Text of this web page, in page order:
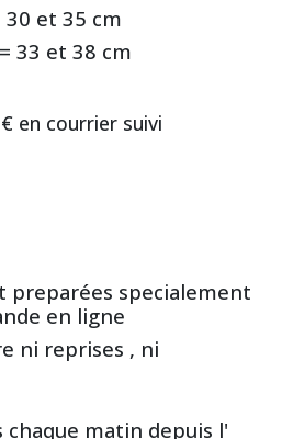
30 et 35 cm
33 et 38 cm
en courrier suivi
preparées specialement
en ligne
ni reprises , ni
chaque matin depuis l'